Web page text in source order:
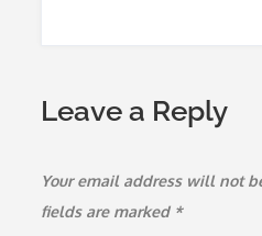
Leave a Reply
Your email address will not
fields are marked *